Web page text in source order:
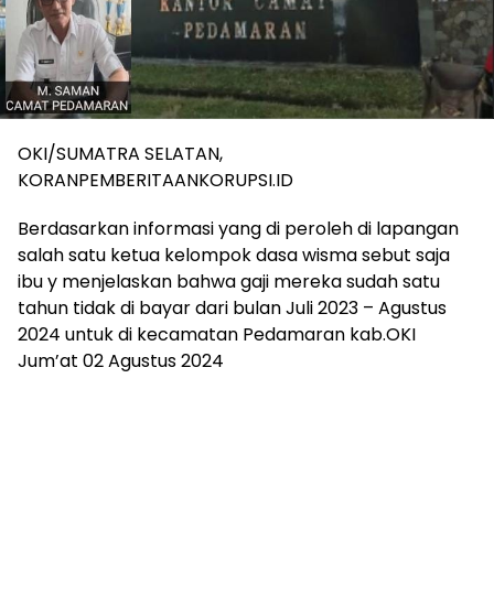
OKI/SUMATRA SELATAN,
KORANPEMBERITAANKORUPSI.ID
Berdasarkan informasi yang di peroleh di lapangan
salah satu ketua kelompok dasa wisma sebut saja
ibu y menjelaskan bahwa gaji mereka sudah satu
tahun tidak di bayar dari bulan Juli 2023 – Agustus
2024 untuk di kecamatan Pedamaran kab.OKI
Jum’at 02 Agustus 2024